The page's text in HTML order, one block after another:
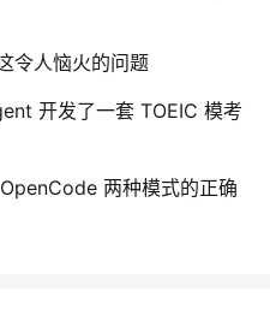
令人恼火的问题
开发了一套 TOEIC 模考
两种模式的正确